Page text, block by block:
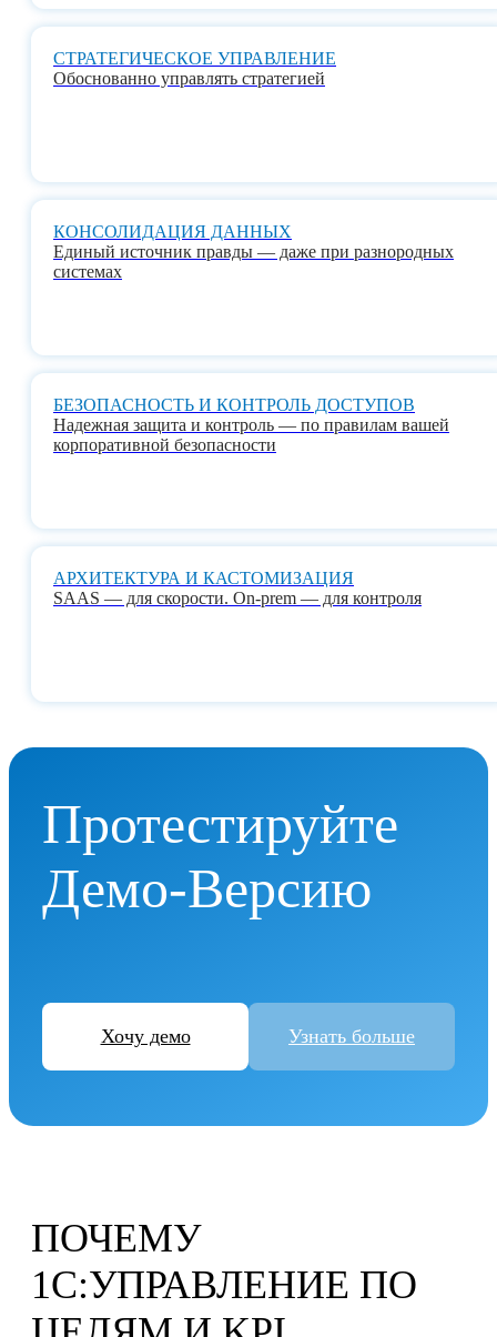
СТРАТЕГИЧЕСКОЕ УПРАВЛЕНИЕ
Обоснованно управлять стратегией
КОНСОЛИДАЦИЯ ДАННЫХ
Единый источник правды — даже при разнородных
системах
БЕЗОПАСНОСТЬ И КОНТРОЛЬ ДОСТУПОВ
Надежная защита и контроль — по правилам вашей
корпоративной безопасности
АРХИТЕКТУРА И КАСТОМИЗАЦИЯ
SAAS — для скорости. On-prem — для контроля
Протестируйте
Демо-Версию
Хочу демо Узнать больше
ПОЧЕМУ
1С:УПРАВЛЕНИЕ ПО